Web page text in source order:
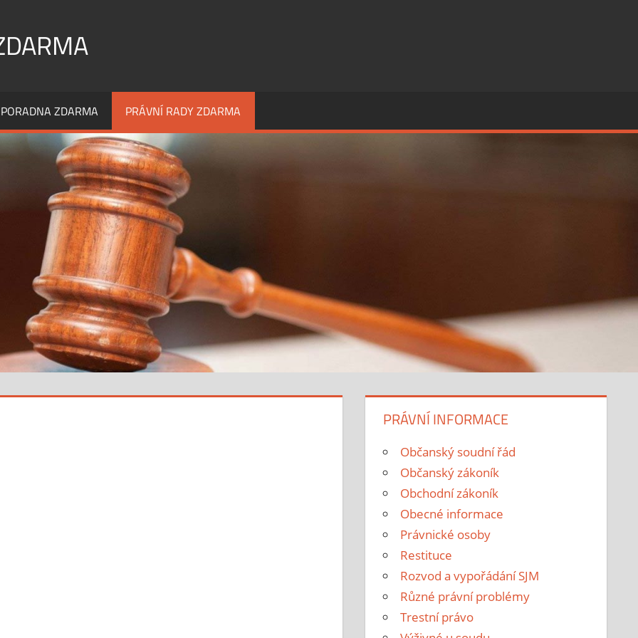
ZDARMA PRÁVNÍ RADY ZDARMA
PRÁVNÍ INFORMACE
Občanský soudní řád
Občanský zákoník
Obchodní zákoník
Obecné informace
Právnické osoby
Restituce
Rozvod a vypořádání SJM
Různé právní problémy
Trestní právo